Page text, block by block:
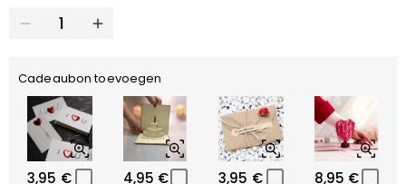
Cadeaubon toevoegen
3,95 € 4,95 € 3,95 € 8,95 €